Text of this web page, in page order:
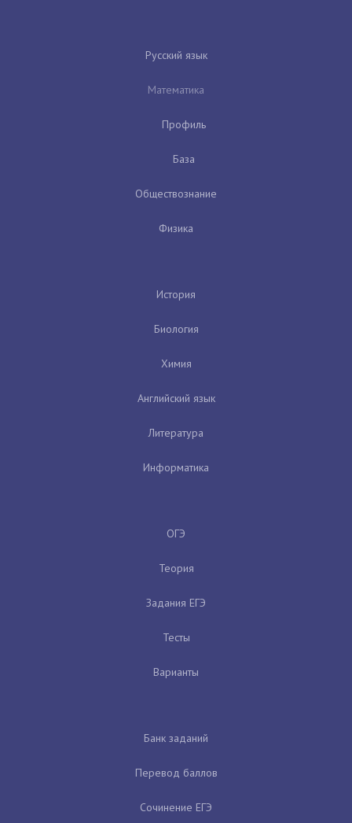
Русский язык
Математика
Профиль
База
Обществознание
Физика
История
Биология
Химия
Английский язык
Литература
Информатика
ОГЭ
Теория
Задания ЕГЭ
Тесты
Варианты
Банк заданий
Перевод баллов
Сочинение ЕГЭ